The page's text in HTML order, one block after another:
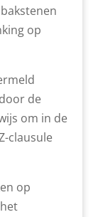
op
de
om in de
clausule
op